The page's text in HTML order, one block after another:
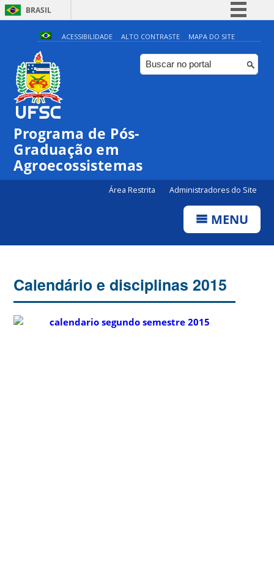
BRASIL
Simplifique!
Comunica BR
Participe
ACESSIBILIDADE ALTO CONTRASTE MAPA DO SITE
Programa de Pós-
Graduação em
Agroecossistemas
Área Restrita Administradores do Site
MENU
Calendário e disciplinas 2015